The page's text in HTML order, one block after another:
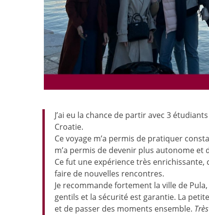
J’ai eu la chance de partir avec 3
Croatie.
Ce voyage m’a permis de pratiquer
m’a permis de devenir plus autonome
Ce fut une expérience très
faire de nouvelles rencontres.
Je recommande fortement la ville de
gentils et la sécurité est garantie. La
et de passer des moments ensemble.